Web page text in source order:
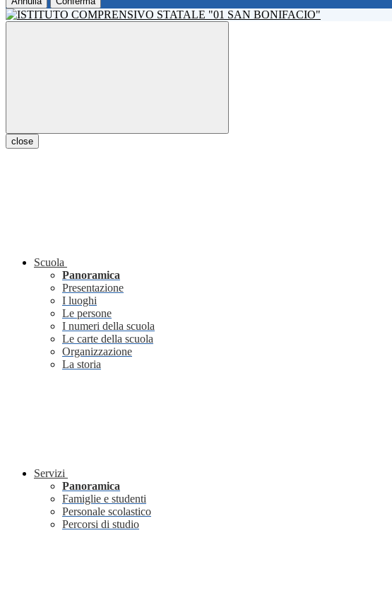
close
Scuola
Panoramica
Presentazione
I luoghi
Le persone
I numeri della scuola
Le carte della scuola
Organizzazione
La storia
Servizi
Panoramica
Famiglie e studenti
Personale scolastico
Percorsi di studio